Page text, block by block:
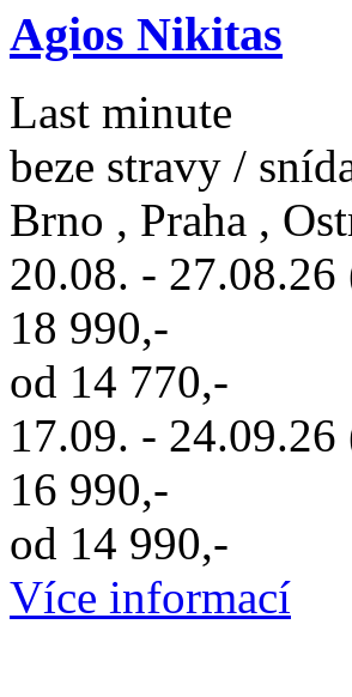
Agios Nikitas
Last minute
beze stravy /
Brno , Praha ,
20.08. -
18 990,-
od 14 770,-
17.09. -
16 990,-
od 14 990,-
Více informací